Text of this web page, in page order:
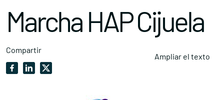
Marcha HAP Cijuela
Compartir
Ampliar el texto